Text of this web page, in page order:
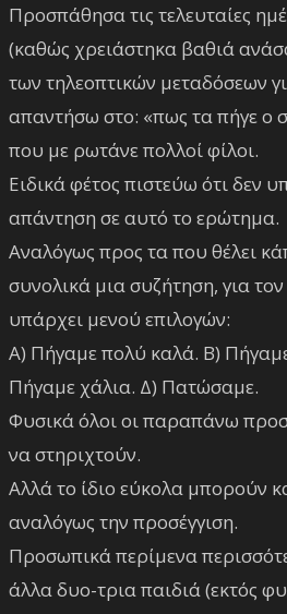
Προσπάθησα τις τελευταίες
(καθώς χρειάστηκα βαθιά
των τηλεοπτικών μεταδόσεων
απαντήσω στο: «πως τα πήγε ο
που με ρωτάνε πολλοί φίλοι.
Ειδικά φέτος πιστεύω ότι δεν
απάντηση σε αυτό το ερώτημα.
Αναλόγως προς τα που θέλει
συνολικά μια συζήτηση, για τον
υπάρχει μενού επιλογών:
Α) Πήγαμε πολύ καλά. Β)
Πήγαμε χάλια. Δ) Πατώσαμε.
Φυσικά όλοι οι παραπάνω
να στηριχτούν.
Αλλά το ίδιο εύκολα μπορούν
αναλόγως την προσέγγιση.
Προσωπικά περίμενα
άλλα δυο-τρια παιδιά (εκτός